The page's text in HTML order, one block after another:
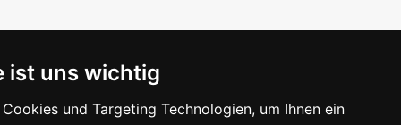
ist uns wichtig
und Targeting Technologien, um Ihnen ein